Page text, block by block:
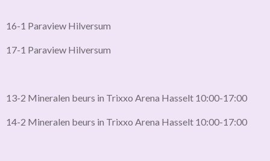
16-1 Paraview Hilversum
17-1 Paraview Hilversum
13-2 Mineralen beurs in Trixxo Arena Hasselt 10:00-17:00
14-2 Mineralen beurs in Trixxo Arena Hasselt 10:00-17:00